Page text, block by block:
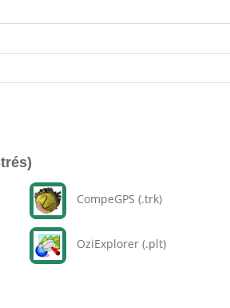
CompeGPS (.trk)
OziExplorer (.plt)